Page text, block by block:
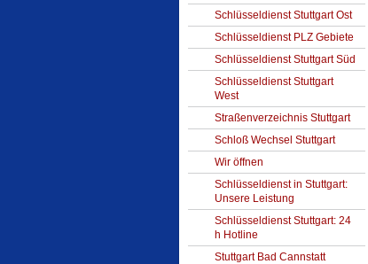
Schlüsseldienst Stuttgart Ost
Schlüsseldienst PLZ Gebiete
Schlüsseldienst Stuttgart Süd
Schlüsseldienst Stuttgart
West
Straßenverzeichnis Stuttgart
Schloß Wechsel Stuttgart
Wir öffnen
Schlüsseldienst in Stuttgart:
Unsere Leistung
Schlüsseldienst Stuttgart: 24
h Hotline
Stuttgart Bad Cannstatt